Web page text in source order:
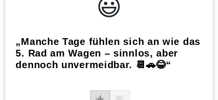
„Manche Tage fühlen sich an wie das
5. Rad am Wagen – sinnlos, aber
dennoch unvermeidbar. 📆🚗😂“